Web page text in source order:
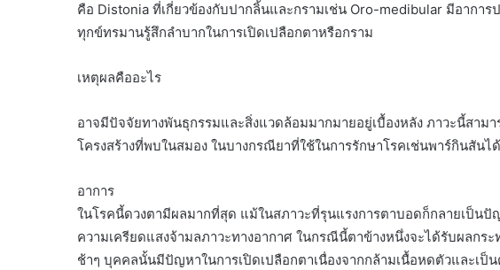
คือ Distonia ที่เกี่ยวข้องกับปากลิ้นและกรามเช่น Oro-medibular มีอากา
ทุกข์ทรมานรู้สึกลำบากในการเปิดเปลือกตาหรือกราม
เหตุผลคืออะไร
อาจมีปัจจัยทางพันธุกรรมและสิ่งแวดล้อมมากมายอยู่เบื้องหลัง ภาวะนี้สาม
โครงสร้างที่พบในสมอง ในบางกรณียาที่ใช้ในการรักษาโรคเช่นพาร์กินสัน
อาการ
ในโรคนี้ดวงตามีผลมากที่สุด แม้ในสภาวะที่รุนแรงการตาบอดก็กลายเป็นปั
ความเครียดแสงจ้ามลภาวะทางอากาศ ในกรณีนี้ตาข้างหนึ่งจะได้รับผลกร
ช้าๆ บุคคลนั้นมีปัญหาในการเปิดเปลือกตาเนื่องจากกล้ามเนื้อหดตัวและเป็